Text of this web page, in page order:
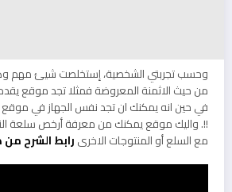
وحسب تجربتي الشخصية، إستخلصت شيئ مهم
!!. واليك موقع يمكنك من معرفة أرخص سلعة التي
مع السلع أو المنتوجات الاخرىرابط الشرح من